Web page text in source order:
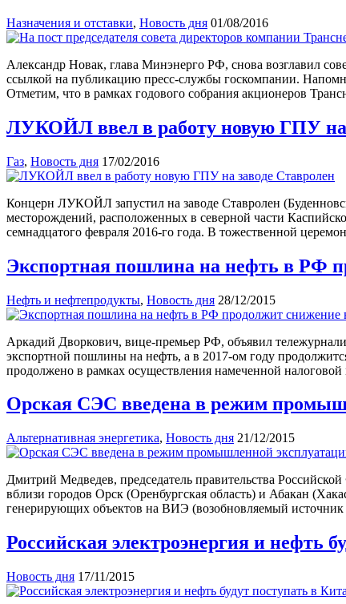
Назначения и отставки, Новость дня 01/08/2016
Александр Новак, глава Минэнерго РФ, снова возглавил
ссылкой на публикацию пресс-службы госкомпании.
Отметим, что в рамках годового собрания акционеров
ЛУКОЙЛ ввел в работу новую ГПУ на
Газ, Новость дня 17/02/2016
Концерн ЛУКОЙЛ запустил на заводе Ставролен
месторождений, расположенных в северной части
семнадцатого февраля 2016-го года. В тожественной
Экспортная пошлина на нефть в РФ
Нефть и нефтепродукты, Новость дня 28/12/2015
Аркадий Дворкович, вице-премьер РФ, объявил
экспортной пошлины на нефть, а в 2017-ом году
продолжено в рамках осуществления намеченной
Орская СЭС введена в режим
Альтернативная энергетика, Новость дня 21/12/2015
Дмитрий Медведев, председатель правительства
вблизи городов Орск (Оренбургская область) и Абакан
генерирующих объектов на ВИЭ (возобновляемый
Российская электроэнергия и нефть
Новость дня 17/11/2015